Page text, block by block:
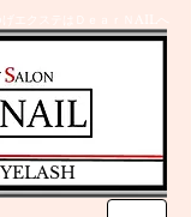
エクステはＤｅａｒＮAILへ
YELASH